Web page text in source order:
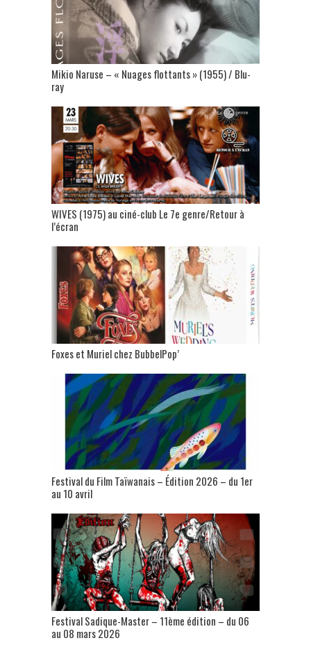
Mikio Naruse – « Nuages flottants » (1955) / Blu-
ray
WIVES (1975) au ciné-club Le 7e genre/Retour à
l’écran
Foxes et Muriel chez BubbelPop’
Festival du Film Taïwanais – Édition 2026 – du 1er
au 10 avril
Festival Sadique-Master – 11ème édition – du 06
au 08 mars 2026